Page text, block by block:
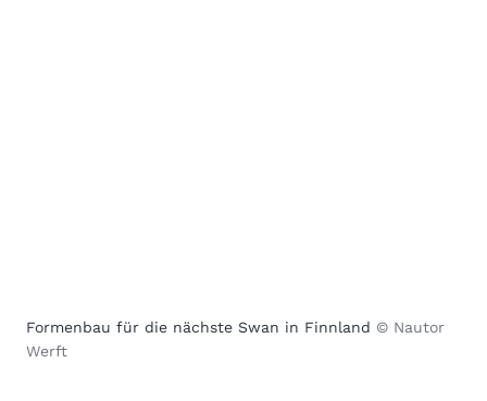
Formenbau für die nächste Swan in Finnland © Nautor
Werft